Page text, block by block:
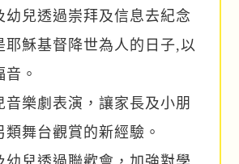
幼兒透過崇拜及信息去紀念
耶穌基督降世為人的日子,以
。
音樂劇表演，讓家長及小朋
類舞台觀賞的新經驗。